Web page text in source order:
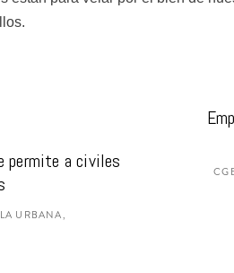
permite a civiles
URBANA,